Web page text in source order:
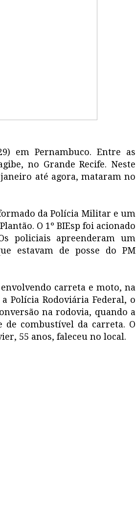
em Pernambuco. Entre as
no Grande Recife. Neste
janeiro até agora, mataram no
da Polícia Militar e um
O 1º BIEsp foi acionado
policiais apreenderam um
estavam de posse do PM
carreta e moto, na
Polícia Rodoviária Federal, o
na rodovia, quando a
combustível da carreta. O
55 anos, faleceu no local.